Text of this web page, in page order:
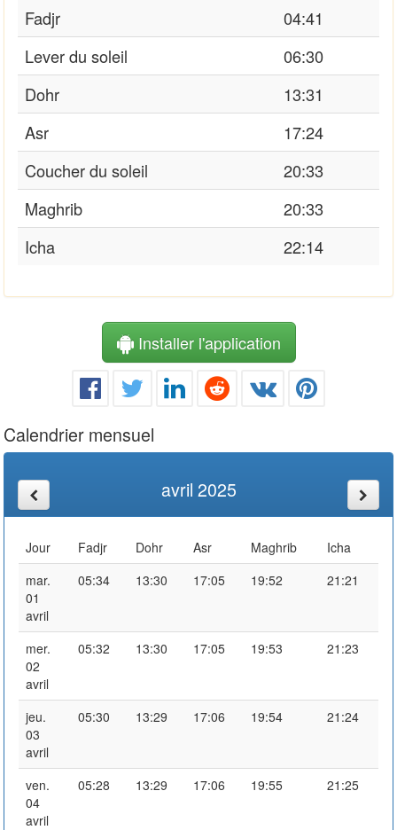
Fadjr
04:41
Lever du soleil
06:30
Dohr
13:31
Asr
17:24
Coucher du soleil
20:33
Maghrib
20:33
Icha
22:14
Installer l'application
Calendrier mensuel
avril 2025
Jour Fadjr Dohr Asr Maghrib
Icha
mar.
01
avril
05:34 13:30 17:05 19:52 21:21
mer.
02
avril
05:32 13:30 17:05 19:53 21:23
jeu.
03
avril
05:30 13:29 17:06 19:54 21:24
ven.
04
avril
05:28 13:29 17:06 19:55 21:25